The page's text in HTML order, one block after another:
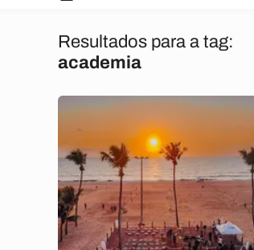
Resultados para a tag:
academia